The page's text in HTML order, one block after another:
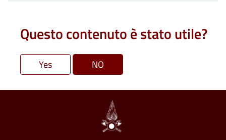
Questo contenuto è stato utile?